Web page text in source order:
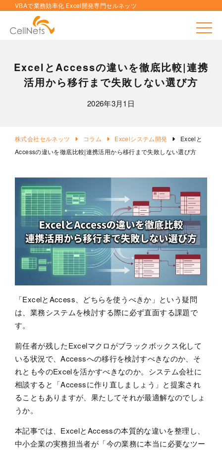
VBAで業務効率化 Excel開発専門セルネッツ
ExcelとAccessの違いを徹底比較|連携
活用から移行まで失敗しない選び方
2026年3月1日
株式会社セルネッツ コラム Excelシステム開発
Excelと
Accessの違いを徹底比較|連携活用から移行まで失敗しない選び方
「ExcelとAccess、どちらを使うべきか」という疑問
は、業務システムを検討する際に必ず直面する課題で
す。
前任者が残したExcelマクロがブラックボックス化して
いる状況で、Accessへの移行を検討すべきなのか、そ
れとも今のExcelを活かすべきなのか。システム会社に
相談すると「Accessに作り直しましょう」と提案され
ることもありますが、果たしてそれが最適解なのでしょ
うか。
本記事では、ExcelとAccessの本質的な違いを整理し、
中小企業の実務担当者が「今の業務に本当に必要なツー